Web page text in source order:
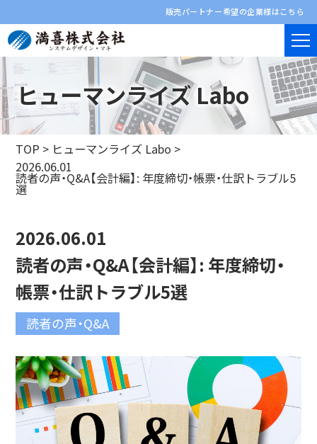
販売パートナー希望の企業様はこちら
ヒューマンライズ Labo
TOP > ヒューマンライズ Labo >
2026.06.01
読者の声・Q&A【会計編】: 年度締切・帳票・仕訳トラブル5
選
2026.06.01
読者の声・Q&A【会計編】: 年度締切・
帳票・仕訳トラブル5選
読者の声・Q&A